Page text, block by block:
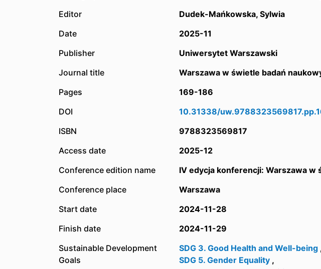
Editor
Dudek-Mańkowska, Sylwia
Date
2025-11
Publisher
Uniwersytet Warszawski
Journal title
Warszawa w świetle badań
Pages
169-186
DOI
10.31338/
ISBN
9788323569817
Access date
2025-12
Conference edition name
IV edycja konferencji: Warszawa w
Conference place
Warszawa
Start date
2024-11-28
Finish date
2024-11-29
Sustainable Development
Goals
SDG 3. Good Health and Well-being
SDG 5. Gender Equality ,